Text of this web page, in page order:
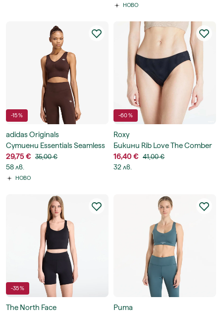
НОВО
-15 %
adidas Originals
Сутиени Essentials Seamless
Bralette
29,75 € 35,00 €
58 лв.
НОВО
-60 %
Roxy
Бикини Rib Love The Comber
16,40 € 41,00 €
32 лв.
-35 %
The North Face Puma